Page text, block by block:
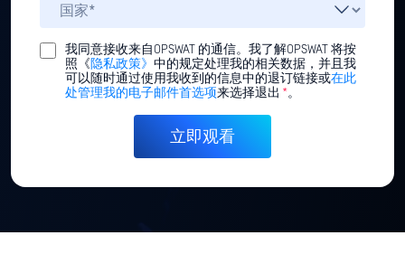
我同意接收来自OPSWAT 的通信。我了解OPSWAT 将按
照《隐私政策》 中的规定处理我的相关数据，并且我
可以随时通过使用我收到的信息中的退订链接或在此
处管理我的电子邮件首选项来选择退出 *。